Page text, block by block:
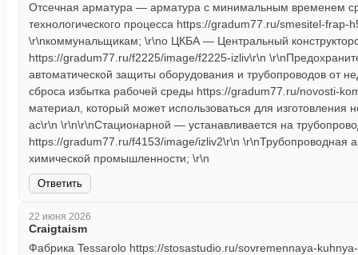
Отсечная арматура — арматура с минимальным временем
технологического процесса https://gradum77.ru/smesitel-
\r\nкоммунальщикам; \r\no ЦКБА — Центральный
https://gradum77.ru/f2225/image/f2225-izliv\r\n
автоматической защиты оборудования и трубопроводов от
сброса избытка рабочей среды https://gradum77.ru/novosti-
материал, который может использоваться для
ac\r\n \r\n\r\nСтационарной — устанавливается на
https://gradum77.ru/f4153/image/izliv2\r\n \r\nТрубопроводная
химической промышленности; \r\n
Ответить
22 июня 2026
Craigtaism
Фабрика Tessarolo https://stosastudio.ru/sovremennaya-